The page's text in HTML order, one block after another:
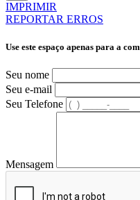
IMPRIMIR
REPORTAR ERROS
Use este espaço apenas para a
Seu nome
Seu e-mail
Seu Telefone
Mensagem